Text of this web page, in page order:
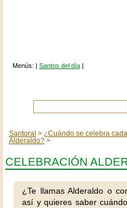
Menús: | Santos del día|
Santoral ¿Cuándo se celebra
Alderaldo?
CELEBRACIÓN
¿Te llamas Alderaldo o
así y quieres saber